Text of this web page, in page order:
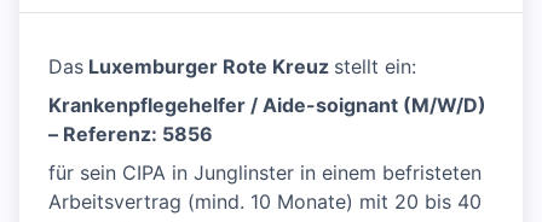
Das Luxemburger Rote Kreuz stellt ein:
Krankenpflegehelfer / Aide-soignant (M/W/D)
– Referenz: 5856
für sein CIPA in Junglinster in einem befristeten
Arbeitsvertrag (mind. 10 Monate) mit 20 bis 40